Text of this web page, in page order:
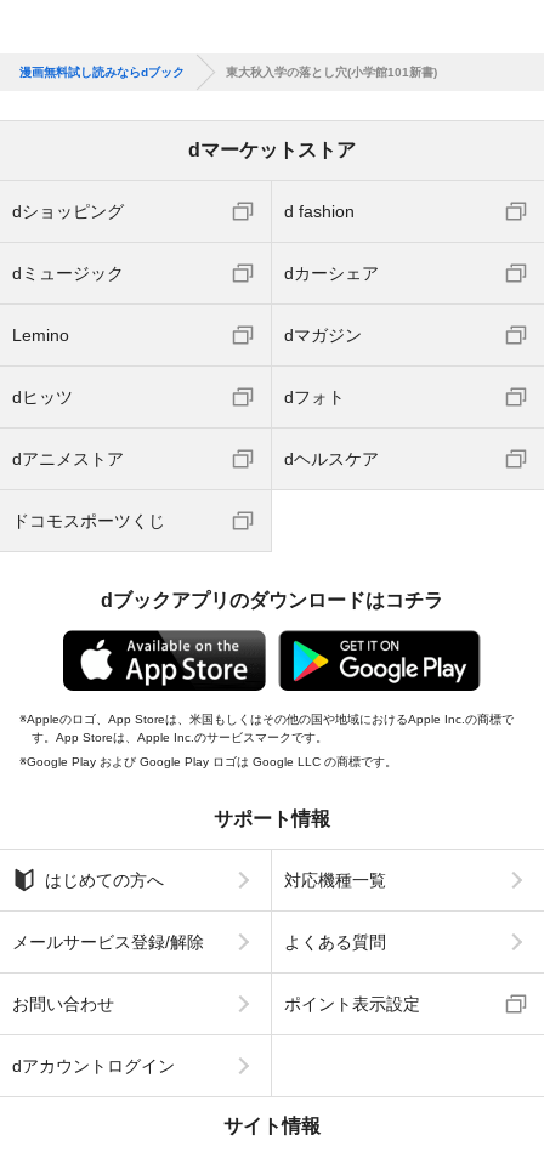
漫画無料試し読みならdブック 東大秋入学の落とし穴(小学館101新書)
dマーケットストア
dショッピング d fashion
dミュージック dカーシェア
Lemino dマガジン
dヒッツ dフォト
dアニメストア dヘルスケア
ドコモスポーツくじ
dブックアプリのダウンロードはコチラ
Appleのロゴ、App Storeは、米国もしくはその他の国や地域におけるApple Inc.の商標で
す。App Storeは、Apple Inc.のサービスマークです。
Google Play および Google Play ロゴは Google LLC の商標です。
サポート情報
はじめての方へ 対応機種一覧
メールサービス登録/解除 よくある質問
お問い合わせ ポイント表示設定
dアカウントログイン
サイト情報